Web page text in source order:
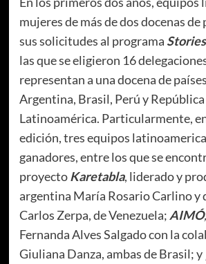
mujeres de más de dos docenas
sus solicitudes al programa
las que se eligieron 16
representan a una docena de
Argentina, Brasil, Perú y
Latinoamérica. Particularmente,
edición, tres equipos
ganadores, entre los que se
proyectoKaretabla, liderado y
argentina María Rosario Carlino y
Carlos Zerpa, de Venezuela; AIMÓ,
Fernanda Alves Salgado con la
Giuliana Danza, ambas de Brasil; y